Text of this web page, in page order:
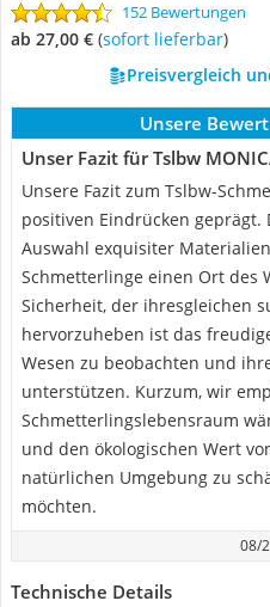
152 Bewertungen
ab 27,00 € ( Sofort lieferbar)
Preisvergleich
Unsere
Unser Fazit für Tslbw
Unsere Fazit zum Tslbw-
positiven Eindrücken
Auswahl exquisiter
Schmetterlinge einen Ort des
Sicherheit, der ihresgleichen
hervorzuheben ist das
Wesen zu beobachten und
unterstützen. Kurzum, wir
Schmetterlingslebensraum
und den ökologischen Wert
natürlichen Umgebung zu
möchten.
08/
Technische Details